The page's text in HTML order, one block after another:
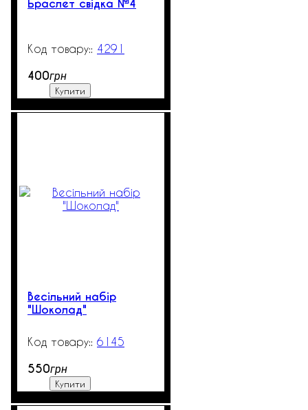
Браслет свідка №4
4291
400грн
Купити
Весільний набір
"Шоколад"
6145
550грн
Купити